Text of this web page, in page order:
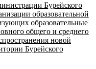
Бурейского
образовательной
образовательные
общего и среднего
новой
Бурейского